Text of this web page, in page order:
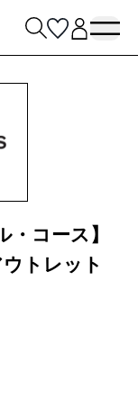
・コース】
トレット